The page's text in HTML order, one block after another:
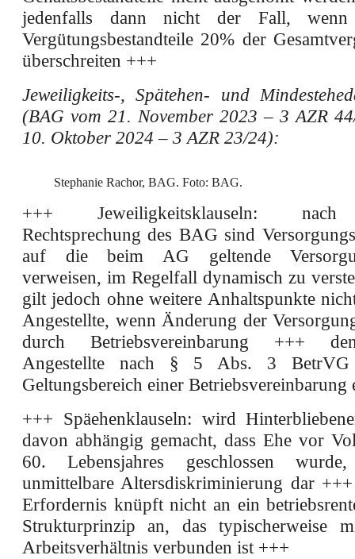
jedenfalls dann nicht der Fall,
Vergütungsbestandteile 20% der
überschreiten +++
Jeweiligkeits-, Spätehen- und
(BAG vom 21. November 2023 – 3 AZR
10. Oktober 2024 – 3 AZR 23/24):
Stephanie Rachor, BAG. Foto: BAG.
+++ Jeweiligkeitsklauseln: nach
Rechtsprechung des BAG sind
auf die beim AG geltende
verweisen, im Regelfall dynamisch zu
gilt jedoch ohne weitere Anhaltspunkte
Angestellte, wenn Änderung der
durch Betriebsvereinbarung +++
Angestellte nach § 5 Abs. 3
Geltungsbereich einer Betriebsvereinbarung
+++ Späehenklauseln: wird
davon abhängig gemacht, dass Ehe vor
60. Lebensjahres geschlossen
unmittelbare Altersdiskriminierung dar
Erfordernis knüpft nicht an ein
Strukturprinzip an, das typischerweise
Arbeitsverhältnis verbunden ist +++